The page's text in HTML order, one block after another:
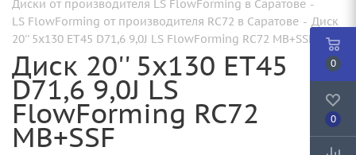
Диски от производителя LS FlowForming в Саратове -
LS FlowForming от производителя RC72 в Саратове - Диск
20'' 5x130 ET45 D71,6 9,0J LS FlowForming RC72 MB+SSF
Диск 20'' 5x130 ET45
D71,6 9,0J LS
FlowForming RC72
MB+SSF
0
0